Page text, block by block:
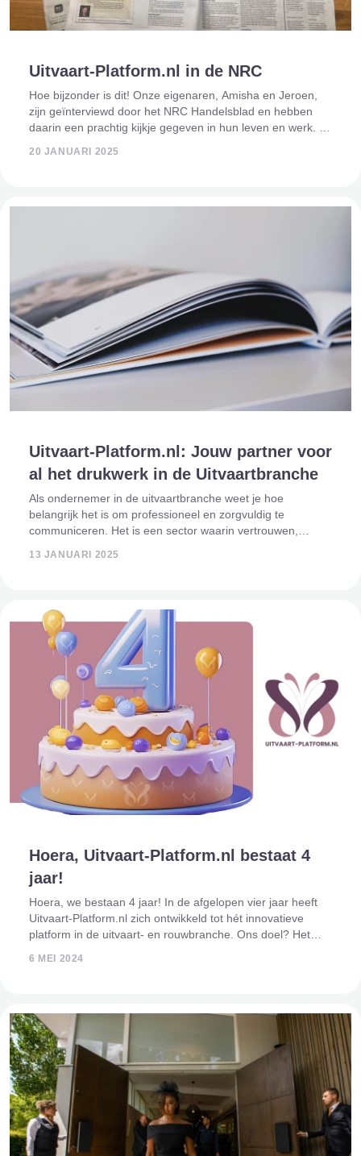
Uitvaart-Platform.nl in de NRC
Hoe bijzonder is dit! Onze eigenaren, Amisha en Jeroen,
zijn geïnterviewd door het NRC Handelsblad en hebben
daarin een prachtig kijkje gegeven in hun leven en werk. In
20 JANUARI 2025
Uitvaart-Platform.nl: Jouw partner voor
al het drukwerk in de Uitvaartbranche
Als ondernemer in de uitvaartbranche weet je hoe
belangrijk het is om professioneel en zorgvuldig te
communiceren. Het is een sector waarin vertrouwen,
13 JANUARI 2025
Hoera, Uitvaart-Platform.nl bestaat 4
jaar!
Hoera, we bestaan 4 jaar! In de afgelopen vier jaar heeft
Uitvaart-Platform.nl zich ontwikkeld tot hét innovatieve
platform in de uitvaart- en rouwbranche. Ons doel? Het
6 MEI 2024